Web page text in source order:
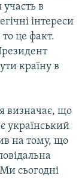
в
інтереси
це факт.
країну в
визначає, що
український
на тому, що
сьогодні